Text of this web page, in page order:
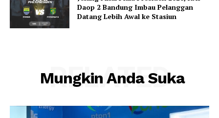
Daop 2 Bandung Imbau Pelanggan
Datang Lebih Awal ke Stasiun
Mungkin Anda Suka
RELATED